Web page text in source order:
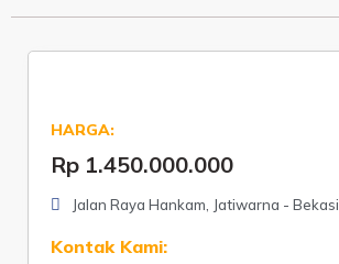
HARGA:
Rp 1.450.000.000
Jalan Raya Hankam, Jatiwarna - Bekasi
Kontak Kami: